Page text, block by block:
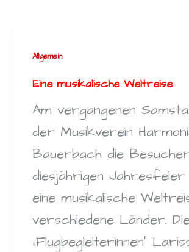
Allgemein
Eine musikalische Weltreise
Am vergangenen
der Musikverein
Bauerbach die
diesjährigen
eine musikalische
verschiedene Länder.
„Flugbegleiterinnen“